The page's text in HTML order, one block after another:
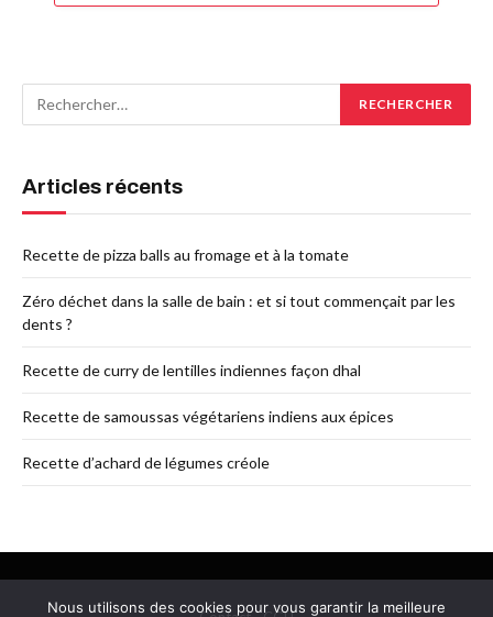
Articles récents
Recette de pizza balls au fromage et à la tomate
Zéro déchet dans la salle de bain : et si tout commençait par les
dents ?
Recette de curry de lentilles indiennes façon dhal
Recette de samoussas végétariens indiens aux épices
Recette d’achard de légumes créole
Nous utilisons des cookies pour vous garantir la meilleure